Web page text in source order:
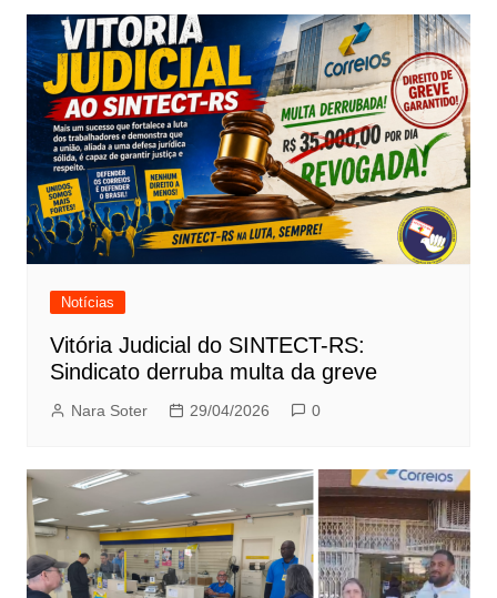
Notícias
Vitória Judicial do SINTECT-RS:
Sindicato derruba multa da greve
Nara Soter 29/04/2026 0